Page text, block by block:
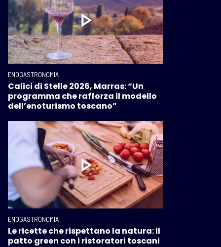
ENOGASTRONOMIA
Calici di Stelle 2026, Marras: “Un
programma che rafforza il modello
dell’enoturismo toscano”
ENOGASTRONOMIA
Le ricette che rispettano la natura: il
patto green con i ristoratori toscani